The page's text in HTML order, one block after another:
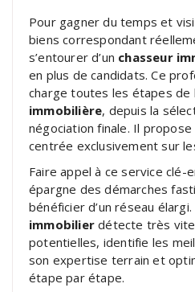
Pour gagner du temps et
biens correspondant
s’entourer d’un chasseur
en plus de candidats. Ce
charge toutes les étapes de
immobilière, depuis la
négociation finale. Il
centrée exclusivement sur
Faire appel à ce service clé-
épargne des démarches
bénéficier d’un réseau élargi.
immobilier détecte très
potentielles, identifie les
son expertise terrain et
étape par étape.